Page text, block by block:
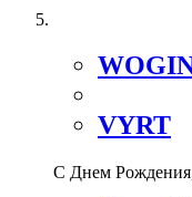
VYRT
С Днем